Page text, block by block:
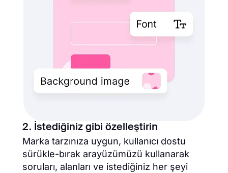
2. İstediğiniz gibi özelleştirin
Marka tarzınıza uygun, kullanıcı dostu
sürükle-bırak arayüzümüzü kullanarak
soruları, alanları ve istediğiniz her şeyi